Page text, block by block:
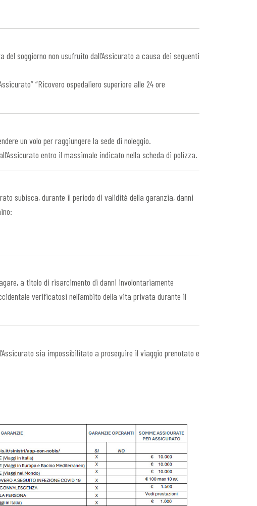
soggiorno non usufruito dall’Assicurato a causa dei seguenti
“Ricovero ospedaliero superiore alle 24 ore
un volo per raggiungere la sede di noleggio.
entro il massimale indicato nella scheda di polizza.
subisca, durante il periodo di validità della garanzia, danni
a titolo di risarcimento di danni involontariamente
verificatosi nell’ambito della vita privata durante il
sia impossibilitato a proseguire il viaggio prenotato e